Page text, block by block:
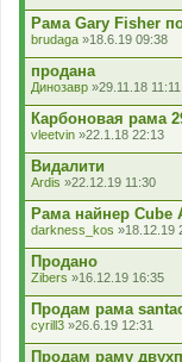
Рама Gary Fisher
brudaga »18.6.19 09:38
продана
Динозавр »29.11.18 11:11
Карбоновая рама
vleetvin »22.1.18 22:13
Видалити
Ardis »22.12.19 11:30
Рама найнер Cube
darkness_kos »18.12.19
Продано
Zibers »16.12.19 16:35
Продам рама
cyrill3 »26.6.19 12:31
Продам раму